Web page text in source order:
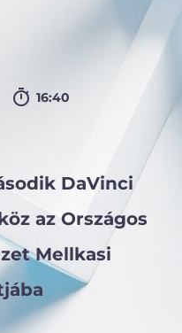
16:40
DaVinci
az Országos
Mellkasi